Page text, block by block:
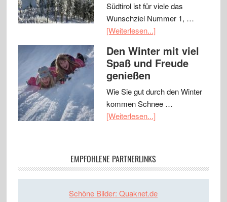
Südtirol ist für viele das
Wunschziel Nummer 1, …
[Weiterlesen...]
Den Winter mit viel
Spaß und Freude
genießen
Wie Sie gut durch den Winter
kommen Schnee …
[Weiterlesen...]
EMPFOHLENE PARTNERLINKS
Schöne Bilder: Quaknet.de